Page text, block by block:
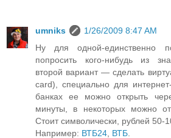
umniks
1/26/2009 8:47 AM
Ну для одной-единственно
попросить кого-нибудь из
второй вариант — сделать
card), специально для
банках ее можно открыть
минуты, в некоторых можно
Стоит символически, рублей 50-
Например: ВТБ24 ВТБ